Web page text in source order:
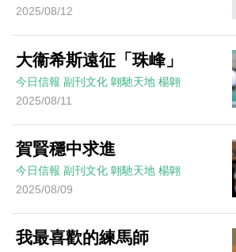
2025/08/12
大衞希斯遠征「珠峰」
今日信報 副刊文化 翺馳天地 楊翺
2025/08/11
賀賢穩中求進
今日信報 副刊文化 翺馳天地 楊翺
2025/08/09
我最喜歡的練馬師